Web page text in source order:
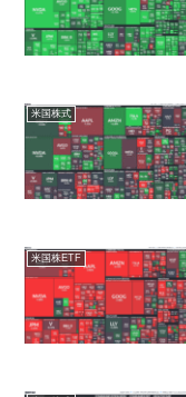
米国株式
米国株ETF